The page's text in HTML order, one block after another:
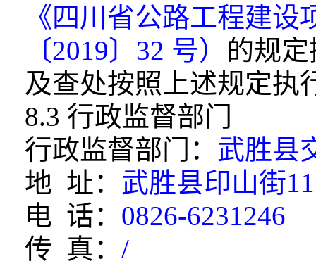
《四川省公路工程建设
〔2019〕32 号） 的规
及查处按照上述规定执
8.3 行政监督部门
行政监督部门： 武胜县
地 址： 武胜县印山街
电 话： 0826-6231246
传 真： /